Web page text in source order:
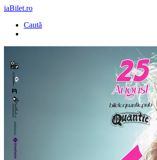
iaBilet.ro
Caută